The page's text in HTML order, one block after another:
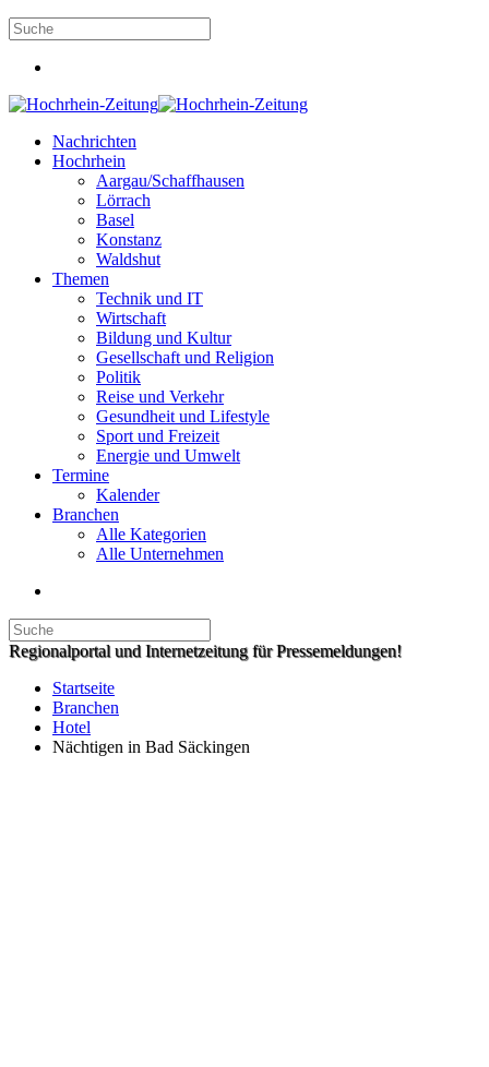
Nachrichten
Hochrhein
Aargau/Schaffhausen
Lörrach
Basel
Konstanz
Waldshut
Themen
Technik und IT
Wirtschaft
Bildung und Kultur
Gesellschaft und Religion
Politik
Reise und Verkehr
Gesundheit und Lifestyle
Sport und Freizeit
Energie und Umwelt
Termine
Kalender
Branchen
Alle Kategorien
Alle Unternehmen
Regionalportal und Internetzeitung für Pressemeldungen!
Startseite
Branchen
Hotel
Nächtigen in Bad Säckingen